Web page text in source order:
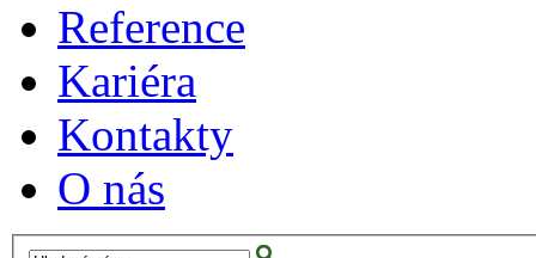
Reference
Kariéra
Kontakty
O nás